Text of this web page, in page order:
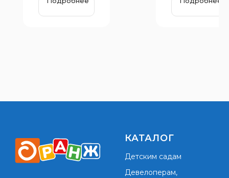
КАТАЛОГ
Детским садам
Девелоперам,